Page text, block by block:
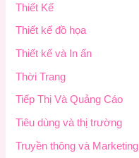
Thiết Kế
Thiết kế đồ họa
Thiết kế và In ấn
Thời Trang
Tiếp Thị Và Quảng Cáo
Tiêu dùng và thị trường
Truyền thông và Marketing